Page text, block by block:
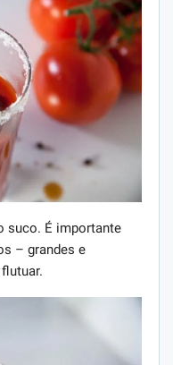
suco. É importante
– grandes e